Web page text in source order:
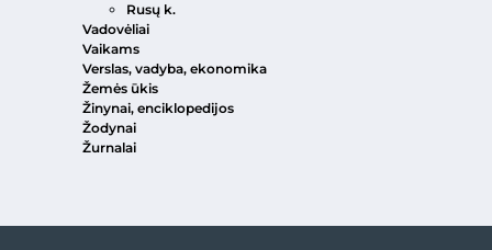
Rusų k.
Vadovėliai
Vaikams
Verslas, vadyba, ekonomika
Žemės ūkis
Žinynai, enciklopedijos
Žodynai
Žurnalai